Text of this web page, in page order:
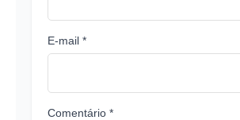
E-mail *
Comentário *